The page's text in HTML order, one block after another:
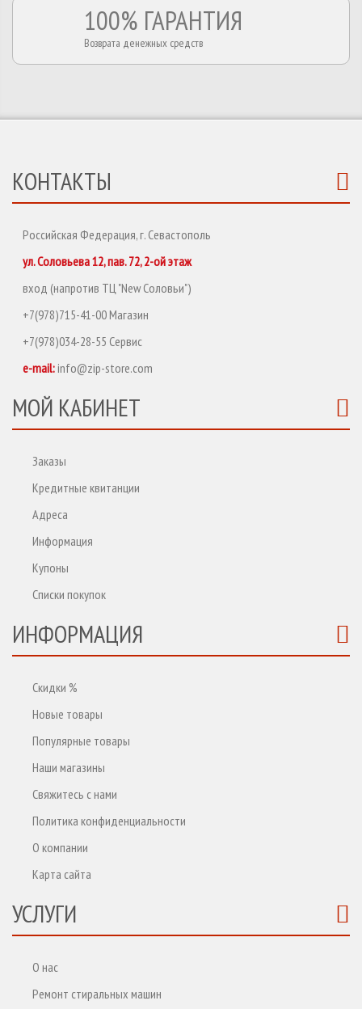
100% ГАРАНТИЯ
Возврата денежных средств
КОНТАКТЫ
Российская Федерация, г. Севастополь
ул. Соловьева 12, пав. 72, 2-ой этаж
вход (напротив ТЦ "New Соловьи")
+7(978)715-41-00 Магазин
+7(978)034-28-55 Сервис
e-mail:info@zip-store.com
МОЙ КАБИНЕТ
Заказы
Кредитные квитанции
Адреса
Информация
Купоны
Списки покупок
ИНФОРМАЦИЯ
Скидки %
Новые товары
Популярные товары
Наши магазины
Свяжитесь с нами
Политика конфиденциальности
О компании
Карта сайта
УСЛУГИ
О нас
Ремонт стиральных машин